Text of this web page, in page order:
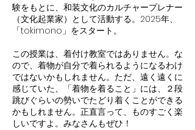
験をもとに、和装文化のカルチャープレナー
（文化起業家）として活動する。2025年、
「tokimono」をスタート。
この授業は、着付け教室ではありません。な
ので、着物が自分で着られるようになるわけ
ではないかもしれません。ただ、遠く遠くに
感じていた、「着物を着ること」には、２段
跳びぐらいの勢いでたどり着くことができる
かもしれません。正直言って、ものすごく楽
しいですよ。みなさんもぜひ！